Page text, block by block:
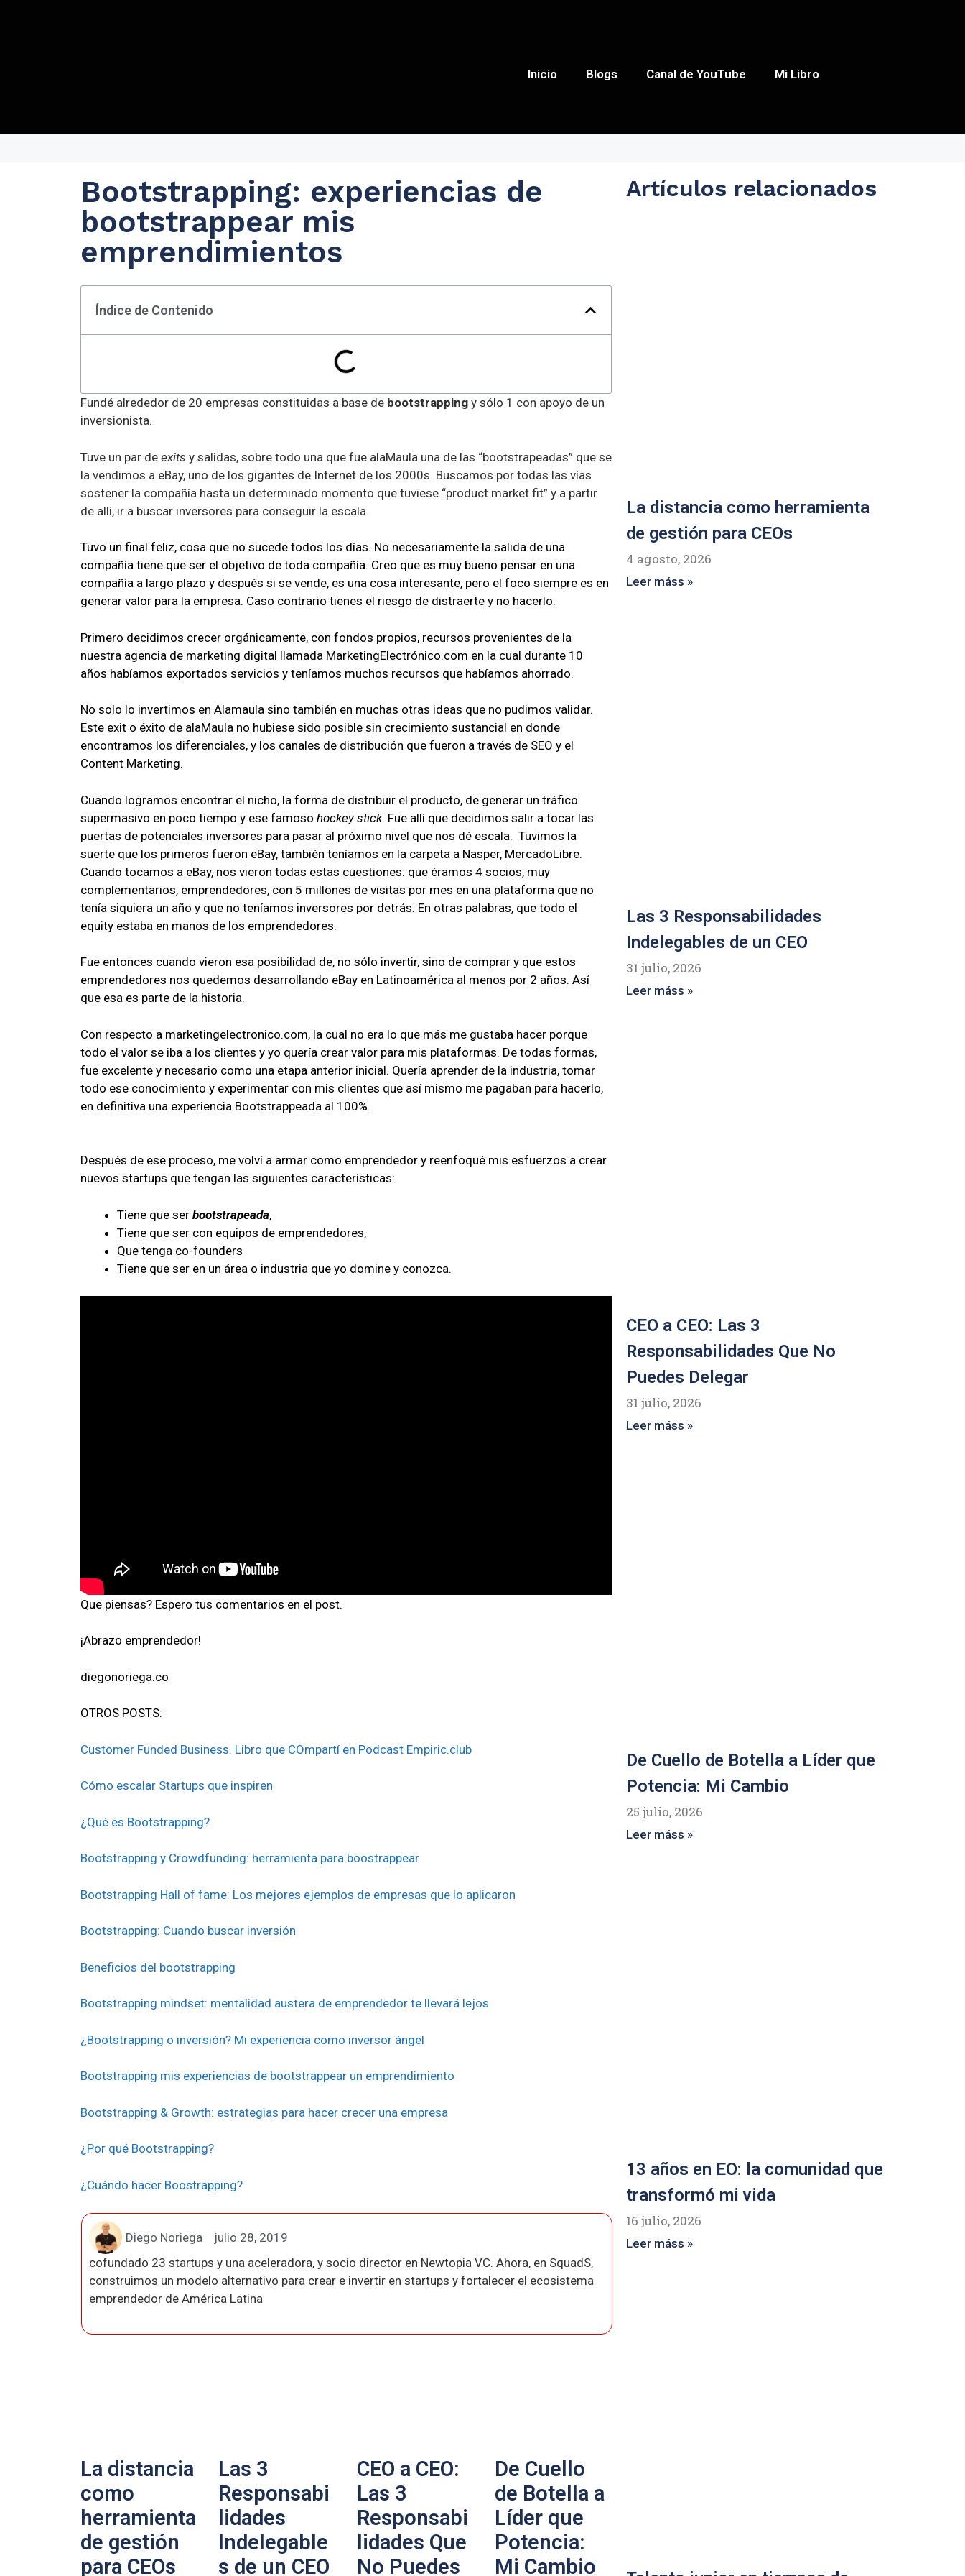
Inicio Blogs Canal de YouTube Mi Libro
Bootstrapping: experiencias de
bootstrappear mis
emprendimientos
Índice de Contenido
Fundé alrededor de 20 empresas constituidas a base de bootstrapping y sólo 1 con apoyo de un
inversionista.
Tuve un par de exits y salidas, sobre todo una que fue alaMaula una de las “bootstrapeadas” que se
la vendimos a eBay, uno de los gigantes de Internet de los 2000s. Buscamos por todas las vías
sostener la compañía hasta un determinado momento que tuviese “product market fit” y a partir
de allí, ir a buscar inversores para conseguir la escala.
Tuvo un final feliz, cosa que no sucede todos los días. No necesariamente la salida de una
compañía tiene que ser el objetivo de toda compañía. Creo que es muy bueno pensar en una
compañía a largo plazo y después si se vende, es una cosa interesante, pero el foco siempre es en
generar valor para la empresa. Caso contrario tienes el riesgo de distraerte y no hacerlo.
Primero decidimos crecer orgánicamente, con fondos propios, recursos provenientes de la
nuestra agencia de marketing digital llamada MarketingElectrónico.com en la cual durante 10
años habíamos exportados servicios y teníamos muchos recursos que habíamos ahorrado.
No solo lo invertimos en Alamaula sino también en muchas otras ideas que no pudimos validar.
Este exit o éxito de alaMaula no hubiese sido posible sin crecimiento sustancial en donde
encontramos los diferenciales, y los canales de distribución que fueron a través de SEO y el
Content Marketing.
Cuando logramos encontrar el nicho, la forma de distribuir el producto, de generar un tráfico
supermasivo en poco tiempo y ese famoso hockey stick. Fue allí que decidimos salir a tocar las
puertas de potenciales inversores para pasar al próximo nivel que nos dé escala. Tuvimos la
suerte que los primeros fueron eBay, también teníamos en la carpeta a Nasper, MercadoLibre.
Cuando tocamos a eBay, nos vieron todas estas cuestiones: que éramos 4 socios, muy
complementarios, emprendedores, con 5 millones de visitas por mes en una plataforma que no
tenía siquiera un año y que no teníamos inversores por detrás. En otras palabras, que todo el
equity estaba en manos de los emprendedores.
Fue entonces cuando vieron esa posibilidad de, no sólo invertir, sino de comprar y que estos
emprendedores nos quedemos desarrollando eBay en Latinoamérica al menos por 2 años. Así
que esa es parte de la historia.
Con respecto a marketingelectronico.com, la cual no era lo que más me gustaba hacer porque
todo el valor se iba a los clientes y yo quería crear valor para mis plataformas. De todas formas,
fue excelente y necesario como una etapa anterior inicial. Quería aprender de la industria, tomar
todo ese conocimiento y experimentar con mis clientes que así mismo me pagaban para hacerlo,
en definitiva una experiencia Bootstrappeada al 100%.
Después de ese proceso, me volví a armar como emprendedor y reenfoqué mis esfuerzos a crear
nuevos startups que tengan las siguientes características:
Tiene que ser bootstrapeada,
Tiene que ser con equipos de emprendedores,
Que tenga co-founders
Tiene que ser en un área o industria que yo domine y conozca.
Que piensas? Espero tus comentarios en el post.
¡Abrazo emprendedor!
diegonoriega.co
OTROS POSTS:
Customer Funded Business. Libro que COmpartí en Podcast Empiric.club
Cómo escalar Startups que inspiren
¿Qué es Bootstrapping?
Bootstrapping y Crowdfunding: herramienta para boostrappear
Bootstrapping Hall of fame: Los mejores ejemplos de empresas que lo aplicaron
Bootstrapping: Cuando buscar inversión
Beneficios del bootstrapping
Bootstrapping mindset: mentalidad austera de emprendedor te llevará lejos
¿Bootstrapping o inversión? Mi experiencia como inversor ángel
Bootstrapping mis experiencias de bootstrappear un emprendimiento
Bootstrapping & Growth: estrategias para hacer crecer una empresa
¿Por qué Bootstrapping?
¿Cuándo hacer Boostrapping?
Diego Noriega
julio 28, 2019
cofundado 23 startups y una aceleradora, y socio director en Newtopia VC. Ahora, en SquadS,
construimos un modelo alternativo para crear e invertir en startups y fortalecer el ecosistema
emprendedor de América Latina
La distancia
como
herramienta
de gestión
para CEOs
Las 3
Responsabi
lidades
Indelegable
s de un CEO
CEO a CEO:
Las 3
Responsabi
lidades Que
No Puedes
De Cuello
de Botella a
Líder que
Potencia:
Mi Cambio
Artículos relacionados
La distancia como herramienta
de gestión para CEOs
4 agosto, 2026
Leer máss »
Las 3 Responsabilidades
Indelegables de un CEO
31 julio, 2026
Leer máss »
CEO a CEO: Las 3
Responsabilidades Que No
Puedes Delegar
31 julio, 2026
Leer máss »
De Cuello de Botella a Líder que
Potencia: Mi Cambio
25 julio, 2026
Leer máss »
13 años en EO: la comunidad que
transformó mi vida
16 julio, 2026
Leer máss »